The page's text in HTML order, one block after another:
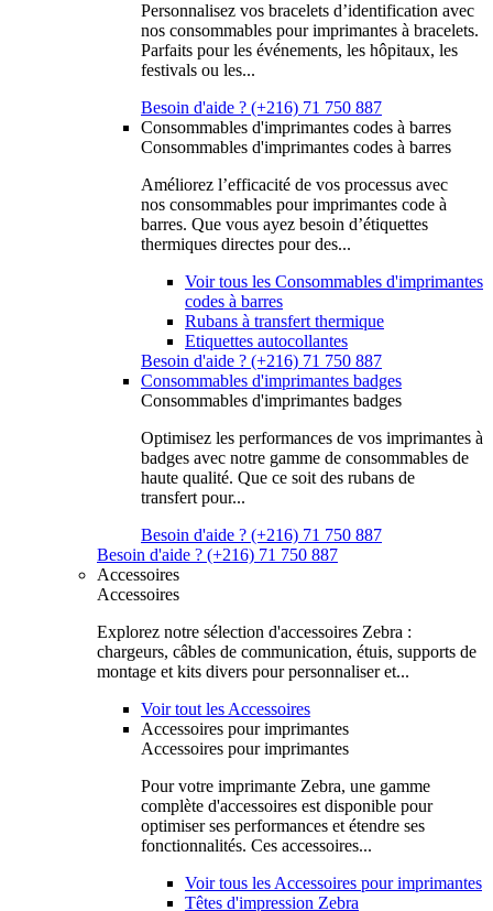
Personnalisez vos bracelets d’identification avec
nos consommables pour imprimantes à bracelets.
Parfaits pour les événements, les hôpitaux, les
festivals ou les...
Besoin d'aide ? (+216) 71 750 887
Consommables d'imprimantes codes à barres
Consommables d'imprimantes codes à barres
Améliorez l’efficacité de vos processus avec
nos consommables pour imprimantes code à
barres. Que vous ayez besoin d’étiquettes
thermiques directes pour des...
Voir tous les Consommables d'imprimantes
codes à barres
Rubans à transfert thermique
Etiquettes autocollantes
Besoin d'aide ? (+216) 71 750 887
Consommables d'imprimantes badges
Consommables d'imprimantes badges
Optimisez les performances de vos imprimantes à
badges avec notre gamme de consommables de
haute qualité. Que ce soit des rubans de
transfert pour...
Besoin d'aide ? (+216) 71 750 887
Besoin d'aide ? (+216) 71 750 887
Accessoires
Accessoires
Explorez notre sélection d'accessoires Zebra :
chargeurs, câbles de communication, étuis, supports de
montage et kits divers pour personnaliser et...
Voir tout les Accessoires
Accessoires pour imprimantes
Accessoires pour imprimantes
Pour votre imprimante Zebra, une gamme
complète d'accessoires est disponible pour
optimiser ses performances et étendre ses
fonctionnalités. Ces accessoires...
Voir tous les Accessoires pour imprimantes
Têtes d'impression Zebra